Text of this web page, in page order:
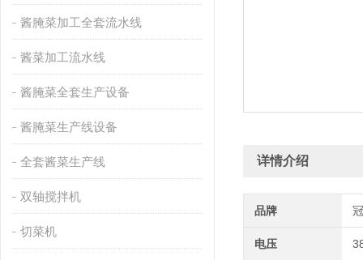
酱腌菜加工全套流水线
酱菜加工流水线
酱腌菜全套生产设备
酱腌菜生产线设备
全套酱菜生产线
双轴搅拌机
切菜机
详情介绍
品牌
电压